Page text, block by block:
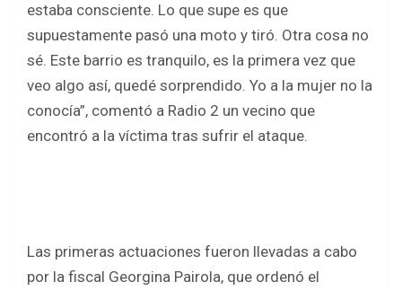
estaba consciente. Lo que supe es que
supuestamente pasó una moto y tiró. Otra cosa no
sé. Este barrio es tranquilo, es la primera vez que
veo algo así, quedé sorprendido. Yo a la mujer no la
conocía”, comentó a Radio 2 un vecino que
encontró a la víctima tras sufrir el ataque.
Las primeras actuaciones fueron llevadas a cabo
por la fiscal Georgina Pairola, que ordenó el